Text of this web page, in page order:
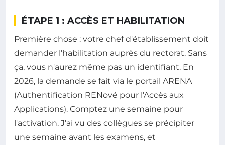
ÉTAPE 1 : ACCÈS ET HABILITATION
Première chose : votre chef d'établissement doit
demander l'habilitation auprès du rectorat. Sans
ça, vous n'aurez même pas un identifiant. En
2026, la demande se fait via le portail ARENA
(Authentification RENové pour l'Accès aux
Applications). Comptez une semaine pour
l'activation. J'ai vu des collègues se précipiter
une semaine avant les examens, et